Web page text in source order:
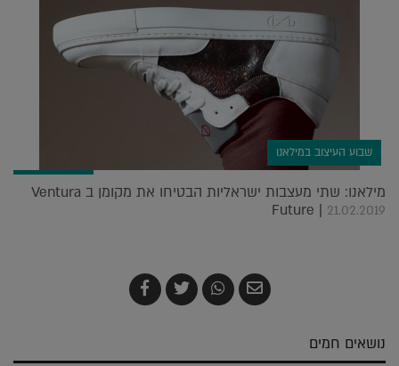
שבוע העיצוב במילאנו
מילאנו: שתי מעצבות ישראליות הבטיחו את מקומן ב Ventura
Future | 21.02.2019
שלח
בדואר
שתף
ב-
צייץ
ב-
שתף
ב-
נושאים חמים